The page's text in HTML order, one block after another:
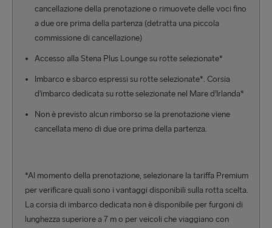
cancellazione della prenotazione o rimuovete delle voci fino
a due ore prima della partenza (detratta una piccola
commissione di cancellazione)
Accesso alla Stena Plus Lounge su rotte selezionate*
Imbarco e sbarco espressi su rotte selezionate*. Corsia
d’imbarco dedicata su rotte selezionate nel Mare d’Irlanda*
Non è previsto alcun rimborso se la prenotazione viene
cancellata meno di due ore prima della partenza.
*Al momento della prenotazione, selezionare la tariffa Premium
per verificare quali sono i vantaggi disponibili sulla rotta scelta.
La corsia di imbarco dedicata non è disponibile per furgoni di
lunghezza superiore a 7 m o per veicoli che viaggiano con